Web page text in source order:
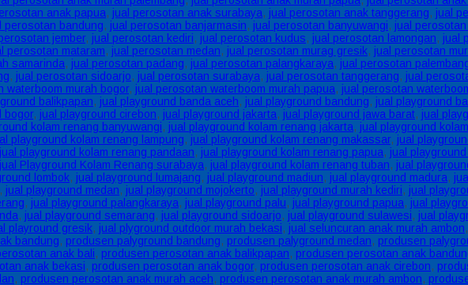
anak papua, jual perosotan anak surabaya, jual perosotan anak tanggerang, jual
perosotan bandung, jual perosotan banjarmasin, jual perosotan banyuwangi, jual
jember, jual perosotan kediri, jual perosotan kudus, jual perosotan lamongan, jual
perosotan mataram, jual perosotan medan, jual perosotan murag gresik, jual perosotan
samarinda, jual perosotan padang, jual perosotan palangkaraya, jual perosotan
, jual perosotan sidoarjo, jual perosotan surabaya, jual perosotan tanggerang, jual
waterboom murah bogor, jual perosotan waterboom murah papua, jual perosotan
balikpapan, jual playground banda aceh, jual playground bandung, jual playground
bogor, jual playground cirebon, jual playground jakarta, jual playground jawa barat, jual
kolam renang banyuwangi, jual playground kolam renang jakarta, jual playground
playground kolam renang lampung, jual playground kolam renang makassar, jual
jual playground kolam renang pandaan, jual playground kolam renang papua, jual
jual Playground Kolam Renang surabaya, jual playground kolam renang tuban, jual
lombok, jual playground lumajang, jual playground madiun, jual playground madura,
, jual playground medan, jual playground mojokerto, jual playground murah kediri, jual
, jual playground palangkaraya, jual playground palu, jual playground papua, jual
, jual playground semarang, jual playground sidoarjo, jual playground sulawesi, jual
playround gresik, jual plyground outdoor murah bekasi, jual seluncuran anak murah ambon,
bandung, produsen palyground bandung, produsen palyground medan, produsen
anak bali, produsen perosotan anak balikpapan, produsen perosotan anak
anak bekasi, produsen perosotan anak bogor, produsen perosotan anak cirebon,
, produsen perosotan anak murah aceh, produsen perosotan anak murah ambon,